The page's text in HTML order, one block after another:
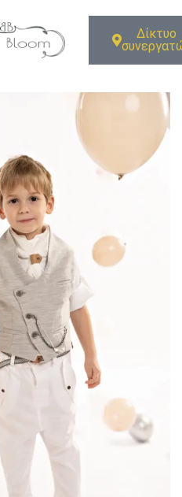
Δίκτυο